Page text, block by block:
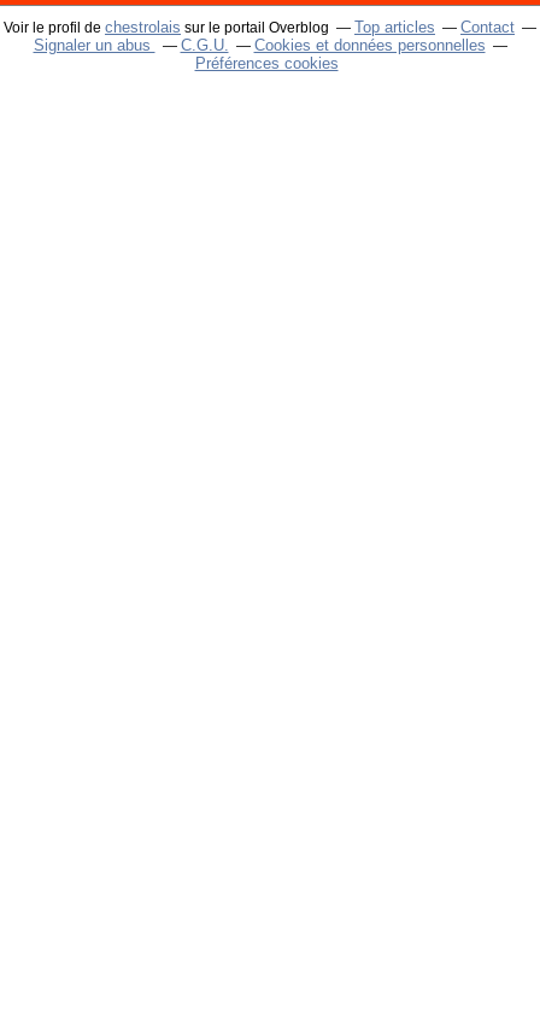
Voir le profil de chestrolais sur le portail Overblog Top articles
Contact
Signaler un abus
C.G.U.
Cookies et données personnelles
Préférences cookies